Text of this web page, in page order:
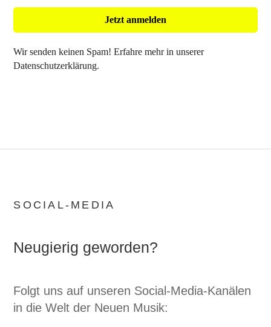
Wir senden keinen Spam! Erfahre mehr in unserer
Datenschutzerklärung.
SOCIAL-MEDIA
Neugierig geworden?
Folgt uns auf unseren Social-Media-Kanälen
in die Welt der Neuen Musik: